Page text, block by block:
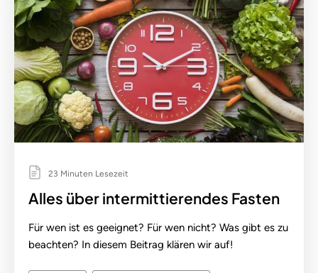
23 Minuten Lesezeit
Alles über intermittierendes Fasten
Für wen ist es geeignet? Für wen nicht? Was gibt es zu
beachten? In diesem Beitrag klären wir auf!